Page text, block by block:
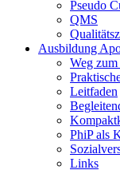
Pseudo
QMS
Ausbildung
Weg
Leitfaden
PhiP als
Links